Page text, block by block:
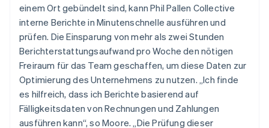
einem Ort gebündelt sind, kann Phil Pallen Collective
interne Berichte in Minutenschnelle ausführen und
prüfen. Die Einsparung von mehr als zwei Stunden
Berichterstattungsaufwand pro Woche den nötigen
Freiraum für das Team geschaffen, um diese Daten zur
Optimierung des Unternehmens zu nutzen. „Ich finde
es hilfreich, dass ich Berichte basierend auf
Fälligkeitsdaten von Rechnungen und Zahlungen
ausführen kann“, so Moore. „Die Prüfung dieser